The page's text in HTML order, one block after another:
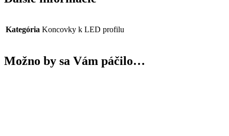
Kategória Koncovky k LED profilu
Možno by sa Vám páčilo…